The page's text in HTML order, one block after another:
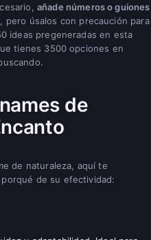
añade números o guiones
pero úsalos con precaución para
ideas pregeneradas en esta
tienes 3500 opciones en
de
de naturaleza, aquí te
de su efectividad: